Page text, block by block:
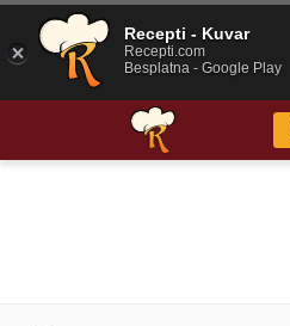
Recepti - Kuvar
Recepti.com
Besplatna - Google Play